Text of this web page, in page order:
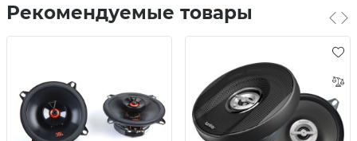
Рекомендуемые товары